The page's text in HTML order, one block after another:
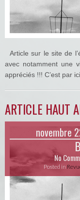
Article sur le site de
avec notamment une
appréciés !!! C’est
ARTICLE HAUT
novembre
No
Posted in